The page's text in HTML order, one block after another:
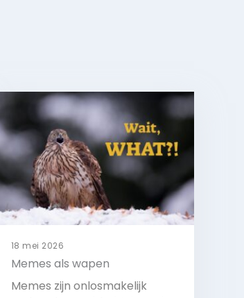
18 mei 2026
Memes als wapen
Memes zijn onlosmakelijk